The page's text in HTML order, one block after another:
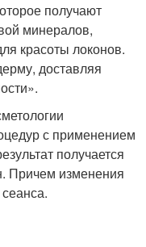
получают
минералов,
красоты локонов.
доставляя
с применением
получается
Причем изменения